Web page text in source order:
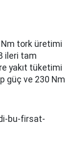
Nm tork üretimi
ileri tam
yakıt tüketimi
güç ve 230 Nm